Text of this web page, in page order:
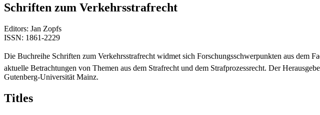
Schriften zum Verkehrsstrafrecht
Editors: Jan Zopfs
ISSN: 1861-2229
Die Buchreihe Schriften zum Verkehrsstrafrecht widmet sich Forschungsschwerpunkten aus
aktuelle Betrachtungen von Themen aus dem Strafrecht und dem Strafprozessrecht. Der
Gutenberg-Universität Mainz.
Titles